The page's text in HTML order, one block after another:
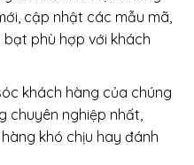
cập nhật các mẫu mã,
phù hợp với khách
khách hàng của chúng
chuyên nghiệp nhất,
khó chịu hay đánh